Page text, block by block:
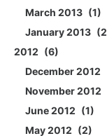
March 2013
1
January 2013
2
2012
6
December 2012
November 2012
June 2012
1
May 2012
2